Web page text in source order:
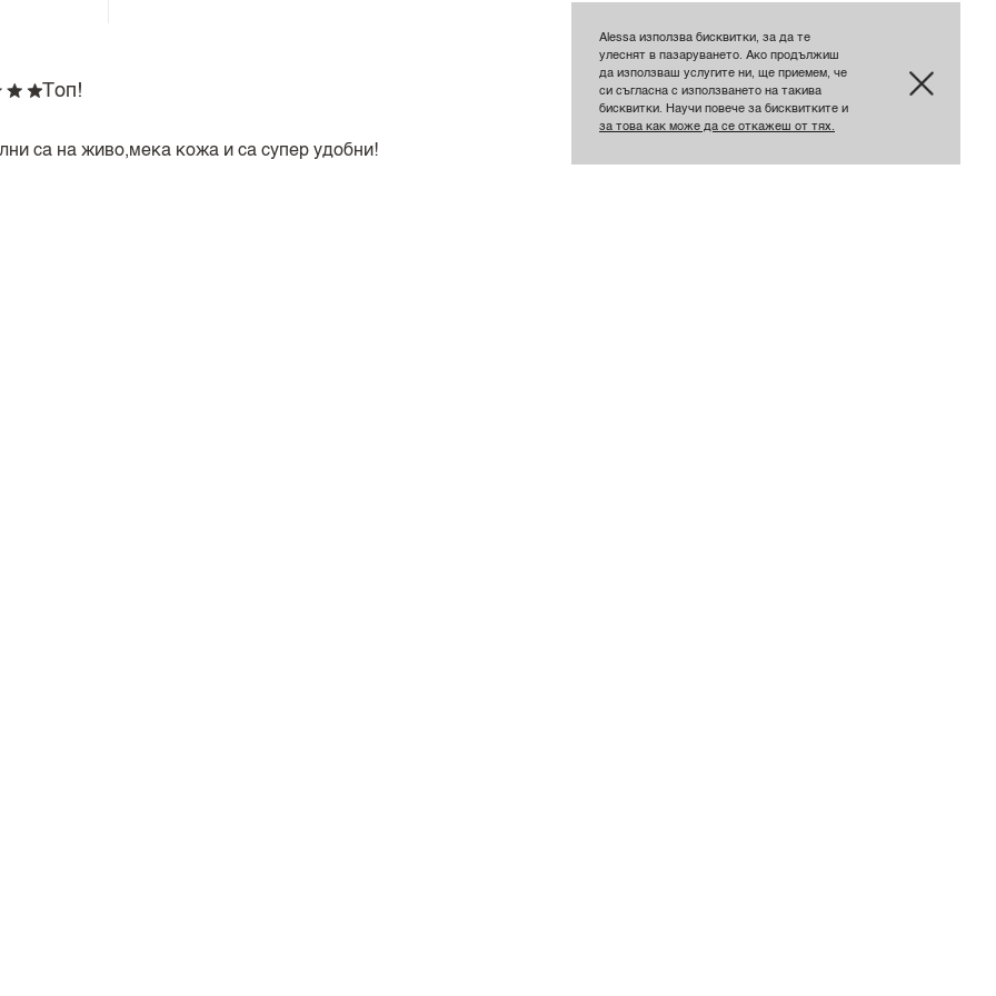
Топ!
са на живо,мека кожа и са супер удобни!
Alessa използва бисквитки, за да те
улеснят в пазаруването. Ако продължиш
да използваш услугите ни, ще приемем, че
си съгласна с използването на такива
бисквитки. Научи повече за бисквитките и
за това как може да се откажеш от тях.